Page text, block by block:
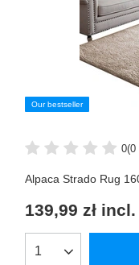
Our bestseller
0(0
Alpaca Strado Rug
139,99 zł incl.